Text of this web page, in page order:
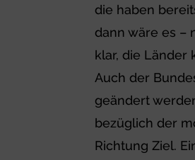
die haben
dann wäre es –
klar, die Länder
Auch der
geändert
bezüglich der
Richtung Ziel.